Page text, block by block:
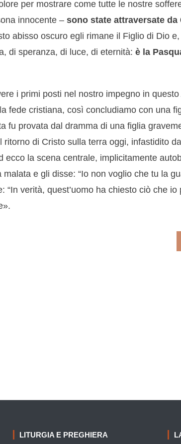
per mostrare come tutte le nostre
innocente – sono state attraversate da
abisso oscuro egli rimane il Figlio di Dio
di speranza, di luce, di eternità: è la
i primi posti nel nostro impegno in
fede cristiana, così concludiamo con una
fu provata dal dramma di una figlia
di Cristo sulla terra oggi, infastidito
ecco la scena centrale, implicitamente
e gli disse: “Io non voglio che tu la
“In verità, quest’uomo ha chiesto ciò che io
LITURGIA E PREGHIERA